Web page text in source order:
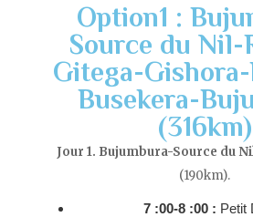
Option1 :
Source du Nil-
Gitega-
Busekera-
(316km)
Jour 1. Bujumbura-Source du
(190km).
7 :00-8 :00 : Petit